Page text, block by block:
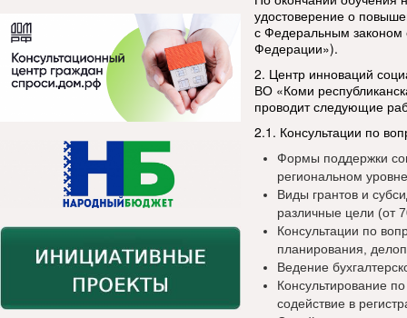
удостоверение о
с Федеральным законом
Федерации»).
2. Центр инноваций
ВО «Коми
проводит следующие
2.1. Консультации по
Формы поддержки
региональном
Виды грантов и
различные цели (от
Консультации по
планирования,
Ведение
Консультирование
содействие в